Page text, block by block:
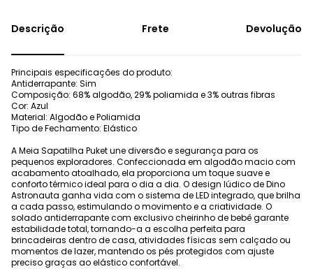
Frete Devolução
Principais especificações do produto:
Antiderrapante: Sim
Composição: 68% algodão, 29% poliamida e 3% outras fibras
Cor: Azul
Material: Algodão e Poliamida
Tipo de Fechamento: Elástico
A Meia Sapatilha Puket une diversão e segurança para os
pequenos exploradores. Confeccionada em algodão macio com
acabamento atoalhado, ela proporciona um toque suave e
conforto térmico ideal para o dia a dia. O design lúdico de Dino
Astronauta ganha vida com o sistema de LED integrado, que brilha
a cada passo, estimulando o movimento e a criatividade. O
solado antiderrapante com exclusivo cheirinho de bebê garante
estabilidade total, tornando-a a escolha perfeita para
brincadeiras dentro de casa, atividades físicas sem calçado ou
momentos de lazer, mantendo os pés protegidos com ajuste
preciso graças ao elástico confortável.